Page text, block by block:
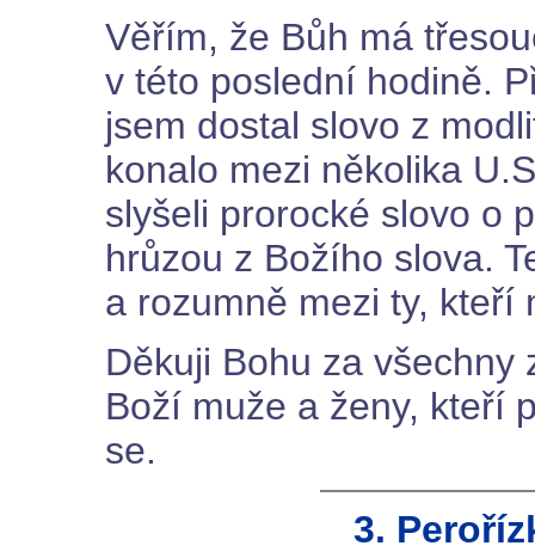
Věřím, že Bůh má
v této poslední hodině.
jsem dostal slovo z
konalo mezi několika
slyšeli prorocké slovo o
hrůzou z Božího slova.
a rozumně mezi ty, kteří
Děkuji Bohu za všechny
Boží muže a ženy, kteří
se.
3.